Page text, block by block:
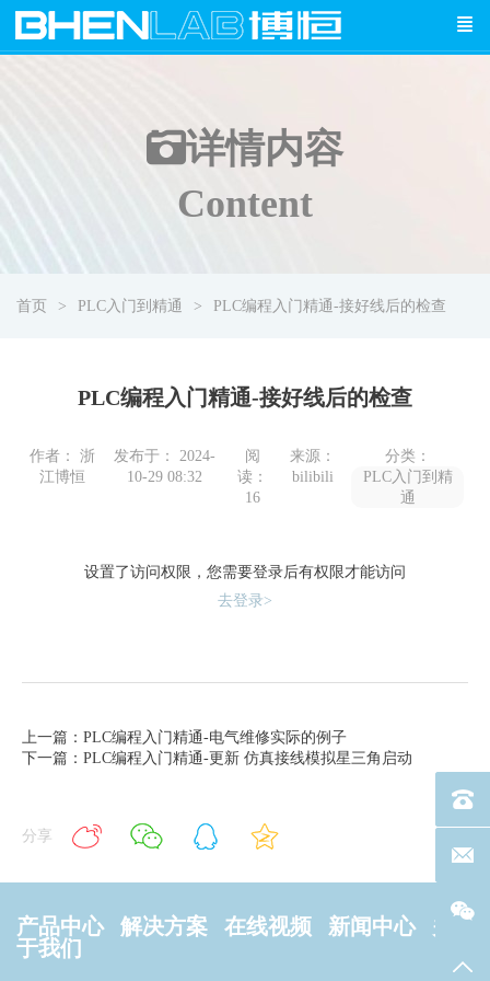
详情内容
Content
首页 PLC入门到精通 PLC编程入门精通-接好线后的检查
PLC编程入门精通-接好线后的检查
作者： 浙
江博恒
发布于： 2024-
10-29 08:32
阅
读：
16
来源：
bilibili
分类：
PLC入门到精
通
设置了访问权限，您需要登录后有权限才能访问
去登录>
上一篇：PLC编程入门精通-电气维修实际的例子
下一篇：PLC编程入门精通-更新 仿真接线模拟星三角启动
分享
产品中心 解决方案 在线视频 新闻中心
关
于我们
电话
联系
返回